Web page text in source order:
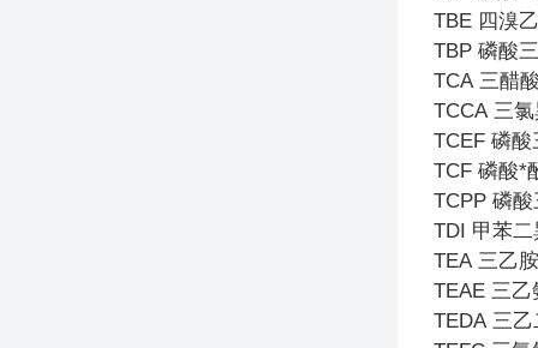
TBE 四溴
TBP 磷酸
TCA 三醋
TCCA 三
TCEF 磷酸
TCF 磷酸*
TCPP 磷酸
TDI 甲苯
TEA 三乙胺
TEAE 三乙
TEDA 三乙